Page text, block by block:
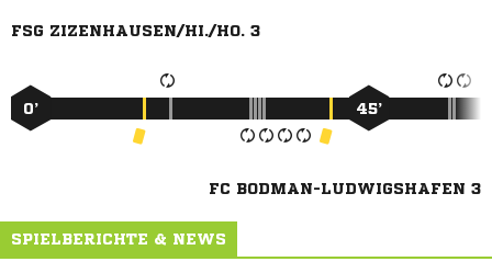
FSG ZIZENHAUSEN/HI./HO. 3
0’ 45’
FC BODMAN-LUDWIGSHAFEN 3
SPIELBERICHTE & NEWS